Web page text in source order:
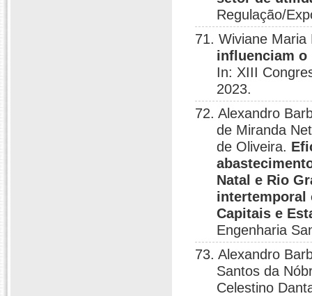
Regulação/
71. Wiviane
influenciam o
In: XIII
2023.
72. Alexandro
de Miranda
de Oliveira.
Natal e Rio
intertemporal
Capitais e
Engenharia
73. Alexandro
Santos da
Celestino